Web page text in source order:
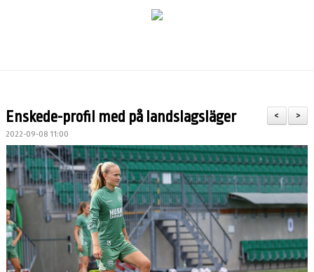
SPONSRING
>
<
Enskede-profil med på landslagsläger
2022-09-08 11:00